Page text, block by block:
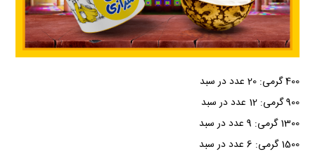
400 گرمی: 20 عدد در سبد
900 گرمی: 12 عدد در سبد
1300 گرمی: 9 عدد در سبد
1500 گرمی: 6 عدد در سبد